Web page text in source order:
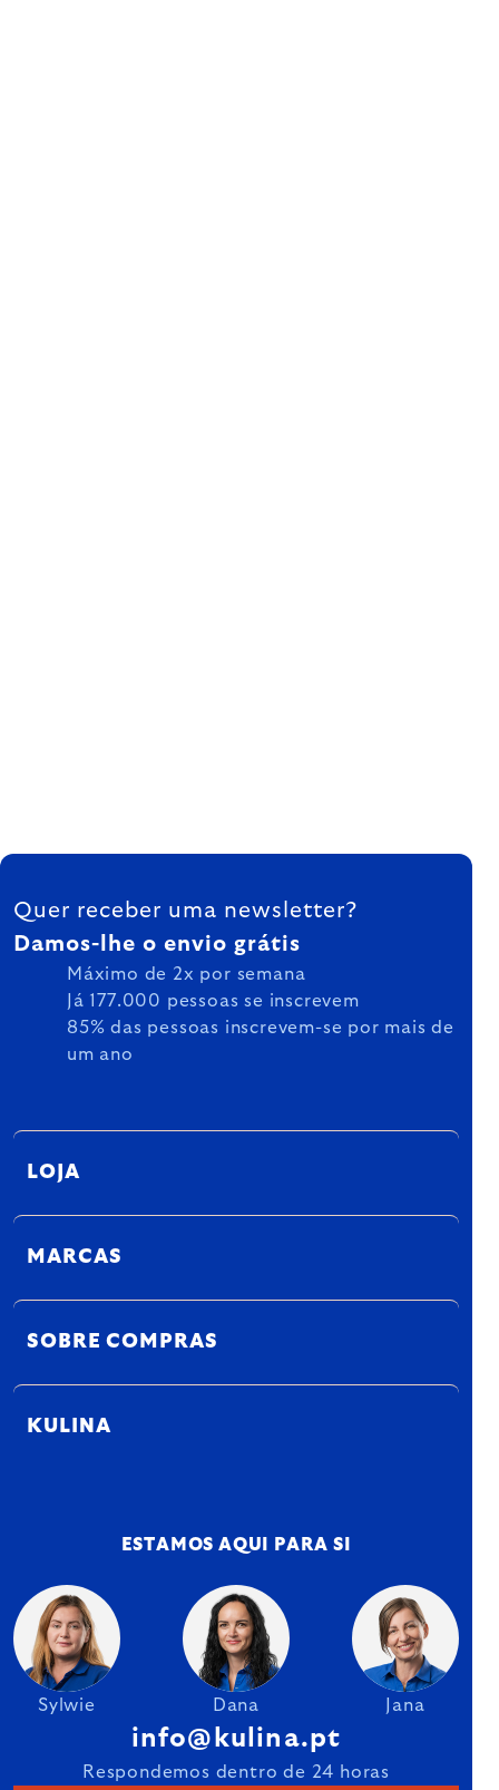
FOOTER
Quer receber uma newsletter?
Damos-lhe o envio grátis
Máximo de 2x por semana
Já 177.000 pessoas se inscrevem
85% das pessoas inscrevem-se por mais de
um ano
LOJA
MARCAS
SOBRE COMPRAS
KULINA
ESTAMOS AQUI PARA SI
Sylwie Dana Jana
info@kulina.pt
Respondemos dentro de 24 horas